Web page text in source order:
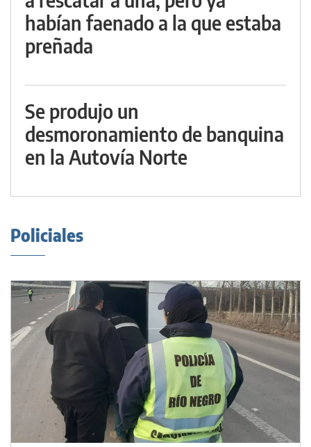
habían faenado a la que estaba
preñada
Se produjo un
desmoronamiento de banquina
en la Autovía Norte
Policiales